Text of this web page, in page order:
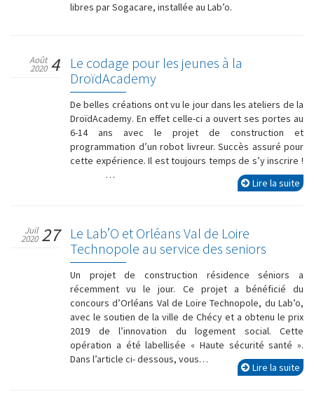
libres par Sogacare, installée au Lab’o.
Le codage pour les jeunes à la
DroïdAcademy
Août
2020 4
De belles créations ont vu le jour dans les ateliers de la
DroïdAcademy. En effet celle-ci a ouvert ses portes au
6-14 ans avec le projet de construction et
programmation d’un robot livreur. Succès assuré pour
cette expérience. Il est toujours temps de s’y inscrire !
…
Lire la suite
Le Lab’O et Orléans Val de Loire
Technopole au service des seniors
Juil
2020 27
Un projet de construction résidence séniors a
récemment vu le jour. Ce projet a bénéficié du
concours d’Orléans Val de Loire Technopole, du Lab’o,
avec le soutien de la ville de Chécy et a obtenu le prix
2019 de l’innovation du logement social. Cette
opération a été labellisée « Haute sécurité santé ».
Dans l’article ci- dessous, vous…
Lire la suite